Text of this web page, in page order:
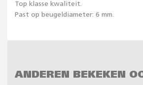
Top klasse kwaliteit.
Past op beugeldiameter: 6 mm.
ANDEREN BEKEKEN